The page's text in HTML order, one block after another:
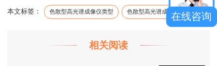
本文标签： 色散型高光谱成像仪类型 色散型高光谱成像仪原理
相关阅读
在线咨询